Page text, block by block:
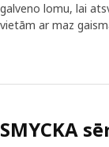
galveno lomu, lai
vietām ar maz
SMYCKA